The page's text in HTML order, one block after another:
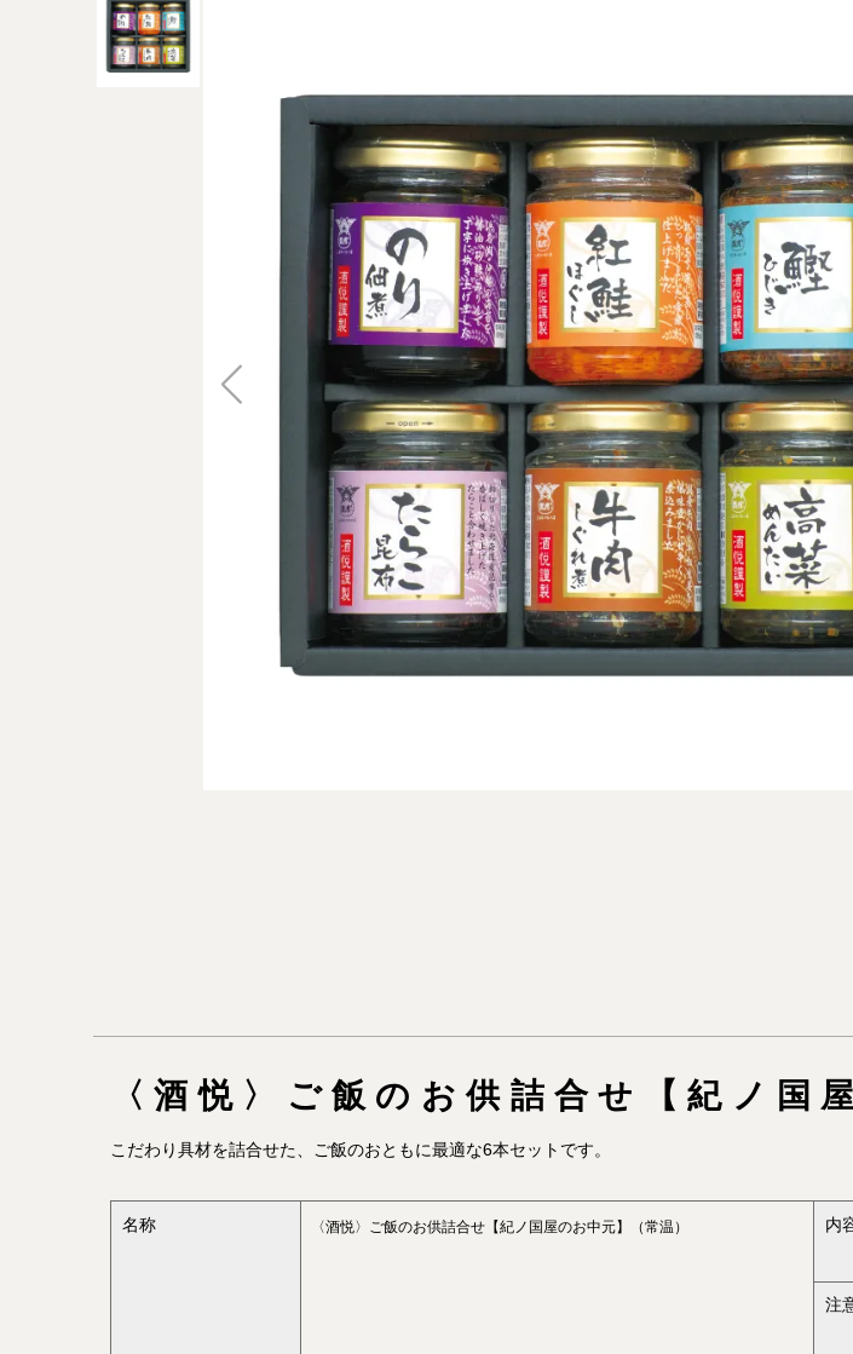
〈酒悦〉ご飯のお供詰合せ【紀ノ国
こだわり具材を詰合せた、ご飯のおともに最適な6本セットです。
名称 〈酒悦〉ご飯のお供詰合せ【紀ノ国屋のお中元】（常温） 内
注